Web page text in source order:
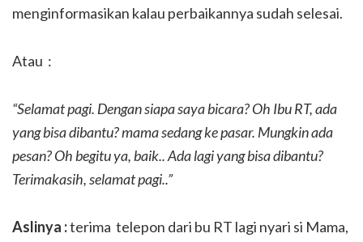
menginformasikan kalau perbaikannya sudah selesai.
Atau :
“Selamat pagi. Dengan siapa saya bicara? Oh Ibu RT, ada
yang bisa dibantu? mama sedang ke pasar. Mungkin ada
pesan? Oh begitu ya, baik.. Ada lagi yang bisa dibantu?
Terimakasih, selamat pagi..”
Aslinya :terima telepon dari bu RT lagi nyari si Mama,